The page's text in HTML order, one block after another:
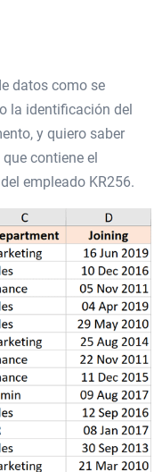
datos como se
la identificación del
y quiero saber
contiene el
empleado KR256.